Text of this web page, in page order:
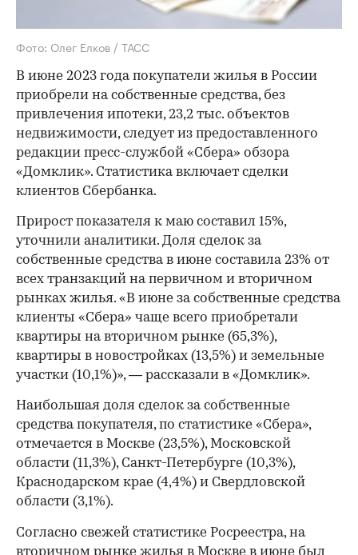
Фото: Олег Елков / ТАСС
В июне 2023 года покупатели жилья в России
приобрели на собственные средства, без
привлечения ипотеки, 23,2 тыс. объектов
недвижимости, следует из предоставленного
редакции пресс-службой «Сбера» обзора
«Домклик». Статистика включает сделки
клиентов Сбербанка.
Прирост показателя к маю составил 15%,
уточнили аналитики. Доля сделок за
собственные средства в июне составила 23% от
всех транзакций на первичном и вторичном
рынках жилья. «В июне за собственные средства
клиенты «Сбера» чаще всего приобретали
квартиры на вторичном рынке (65,3%),
квартиры в новостройках (13,5%) и земельные
участки (10,1%)», — рассказали в «Домклик».
Наибольшая доля сделок за собственные
средства покупателя, по статистике «Сбера»,
отмечается в Москве (23,5%), Московской
области (11,3%), Санкт-Петербурге (10,3%),
Краснодарском крае (4,4%) и Свердловской
области (3,1%).
Согласно свежей статистике Росреестра, на
вторичном рынке жилья в Москве в июне был